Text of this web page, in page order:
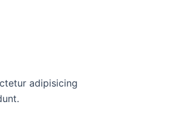
adipisicing